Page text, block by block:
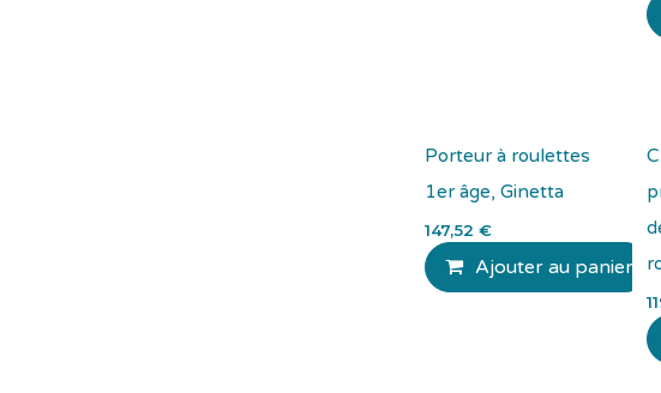
Porteur à roulettes
1er âge, Ginetta
147,52 €
Ajouter au panier